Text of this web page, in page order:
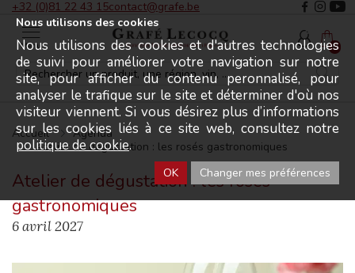
+32 (0)81 22 43 15contact@grafe.be
Menu 0
Accueil
Agenda
Atelier de dégustation : les rosés gastronomiques
Atelier de dégustation : les rosés
gastronomiques
6 avril 2027
Nous utilisons des cookies
Nous utilisons des cookies et d'autres technologies
de suivi pour améliorer votre navigation sur notre
site, pour afficher du contenu peronnalisé, pour
analyser le trafique sur le site et déterminer d'où nos
visiteur viennent. Si vous désirez plus d’informations
sur les cookies liés à ce site web, consultez notre
politique de cookie.
OK Changer mes préférences